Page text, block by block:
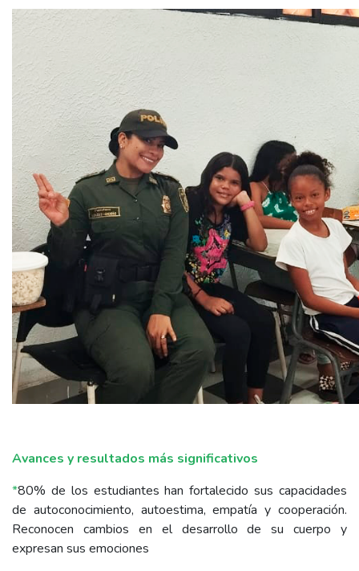
Avances y resultados más significativos
*80% de los estudiantes han fortalecido sus capacidades
de autoconocimiento, autoestima, empatía y cooperación.
Reconocen cambios en el desarrollo de su cuerpo y
expresan sus emociones